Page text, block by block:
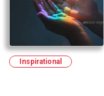
Inspirational